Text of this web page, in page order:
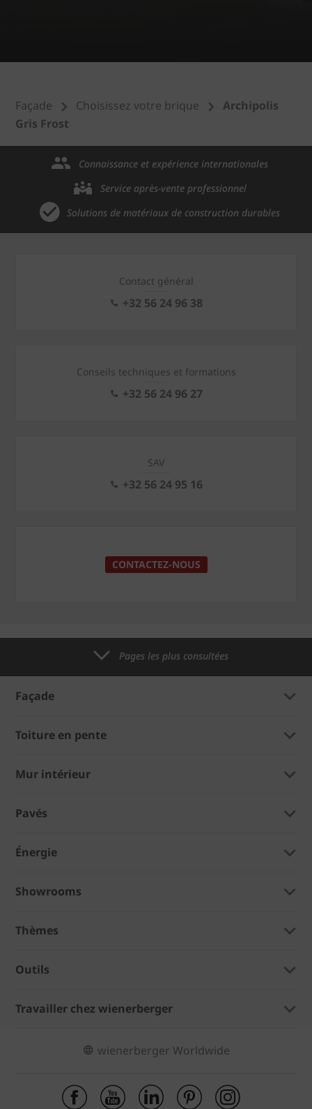
Façade Choisissez votre brique
Archipolis
Gris Frost
Connaissance et expérience internationales
Service après-vente professionnel
Solutions de matériaux de construction durables
Contact général
+32 56 24 96 38
Conseils techniques et formations
+32 56 24 96 27
SAV
+32 56 24 95 16
CONTACTEZ-NOUS
Pages les plus consultées
Façade
Toiture en pente
Mur intérieur
Pavés
Énergie
Showrooms
Thèmes
Outils
Travailler chez wienerberger
wienerberger Worldwide